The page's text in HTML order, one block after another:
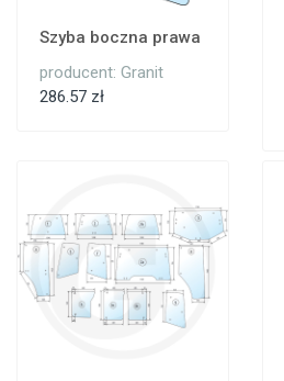
Szyba boczna prawa
producent: Granit
286.57 zł